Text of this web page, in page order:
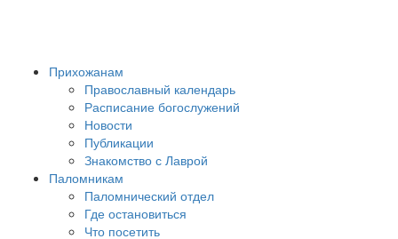
Прихожанам
Православный календарь
Расписание богослужений
Новости
Публикации
Знакомство с Лаврой
Паломникам
Паломнический отдел
Где остановиться
Что посетить